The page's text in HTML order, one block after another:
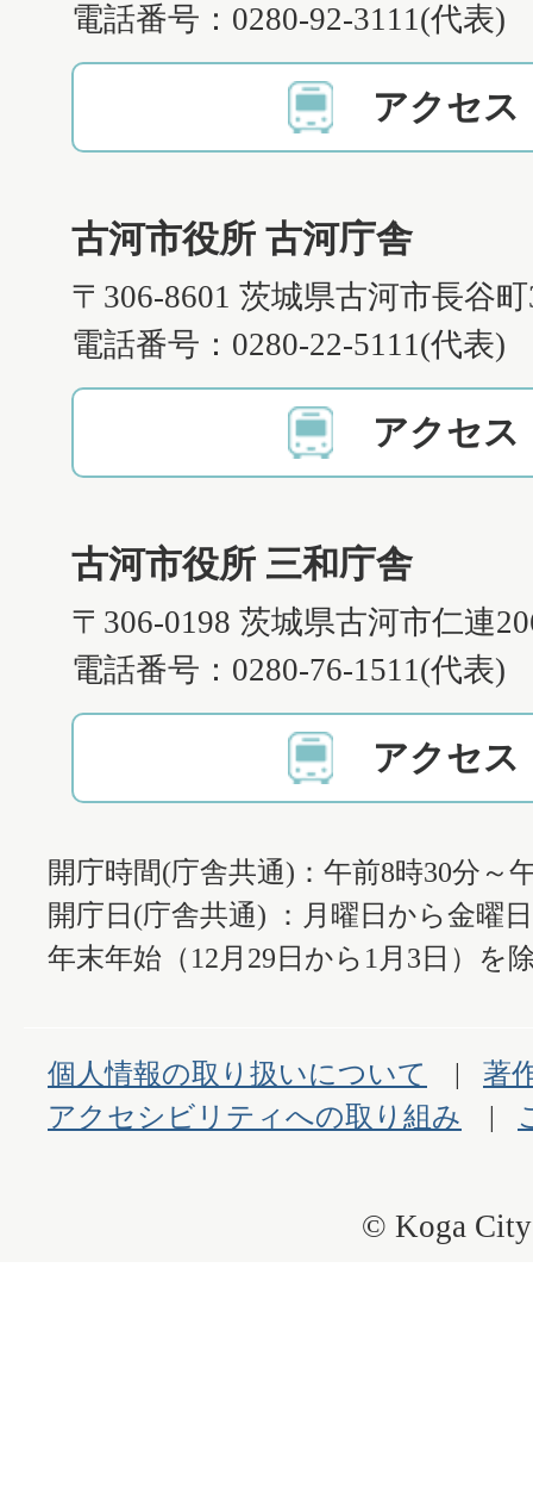
電話番号：0280-92-3111(代表)
アクセス
古河市役所 古河庁舎
〒306-8601 茨城県古河市長谷
電話番号：0280-22-5111(代表)
アクセス
古河市役所 三和庁舎
〒306-0198 茨城県古河市仁連
電話番号：0280-76-1511(代表)
アクセス
開庁時間(庁舎共通)：午前8時30分～
開庁日(庁舎共通) ：月曜日から金曜
年末年始（12月29日から1月3日）を
個人情報の取り扱いについて
著
アクセシビリティへの取り組み
© Koga City